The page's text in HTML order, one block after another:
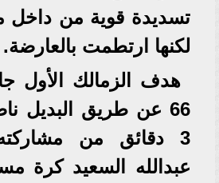
تسديدة قوية من داخل
لكنها ارتطمت بالعارضة.
هدف الزمالك الأول
66 عن طريق البديل
3 دقائق من
عبدالله السعيد كرة